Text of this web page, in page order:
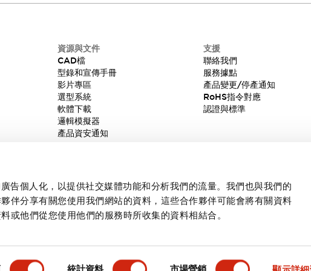
告個人化，以提供社交媒體功能和分析我們的流量。我們也與我們的
伴分享有關您使用我們網站的資料，這些合作夥伴可能會將有關資料
或他們從您使用他們的服務時所收集的資料相結合。
統計資料 市場營銷
資源與文件
CAD檔
型錄和宣傳手冊
影片專區
選型系統
軟體下載
邏輯模擬器
產品資安通知
支援
聯絡我們
服務據點
產品變更/停產通知
RoHS指令對應
認證與標準